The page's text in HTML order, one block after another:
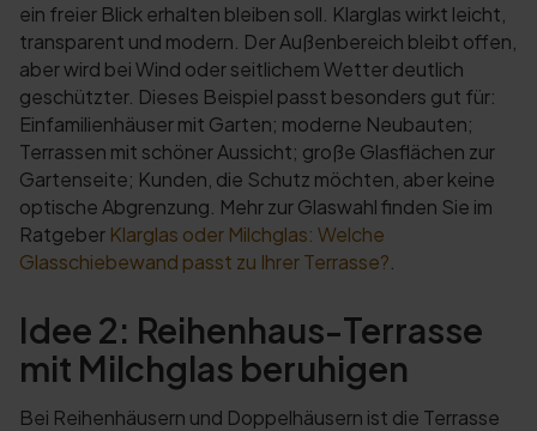
ein freier Blick erhalten bleiben soll. Klarglas wirkt leicht,
transparent und modern. Der Außenbereich bleibt offen,
aber wird bei Wind oder seitlichem Wetter deutlich
geschützter. Dieses Beispiel passt besonders gut für:
Einfamilienhäuser mit Garten; moderne Neubauten;
Terrassen mit schöner Aussicht; große Glasflächen zur
Gartenseite; Kunden, die Schutz möchten, aber keine
optische Abgrenzung. Mehr zur Glaswahl finden Sie im
Ratgeber Klarglas oder Milchglas: Welche
Glasschiebewand passt zu Ihrer Terrasse?
Idee 2: Reihenhaus-Terrasse
mit Milchglas beruhigen
Bei Reihenhäusern und Doppelhäusern ist die Terrasse